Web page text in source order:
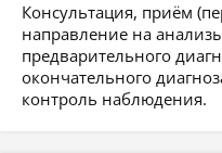
Консультация, приём
направление на
предварительного
окончательного
контроль наблюдения.